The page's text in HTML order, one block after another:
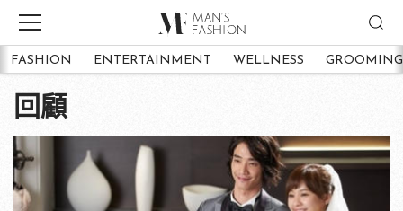
FASHION ENTERTAINMENT WELLNESS GROOMING
回顧